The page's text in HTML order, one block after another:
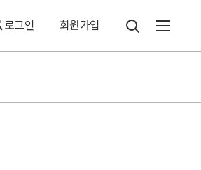
로그인 회원가입